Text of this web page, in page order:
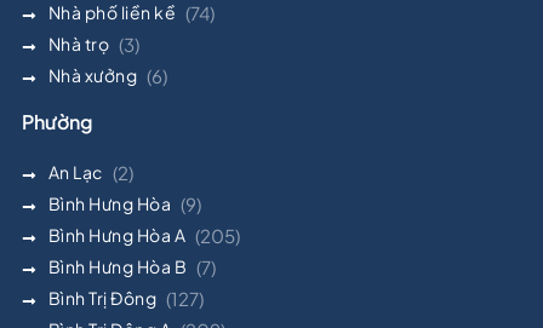
Nhà phố liền kề (74)
Nhà trọ (3)
Nhà xưởng (6)
Phường
An Lạc (2)
Bình Hưng Hòa (9)
Bình Hưng Hòa A (205)
Bình Hưng Hòa B (7)
Bình Trị Đông (127)